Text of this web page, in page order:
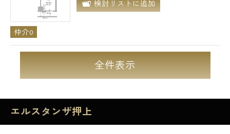
検討リストに追加
仲介0
全件表示
エルスタンザ押上